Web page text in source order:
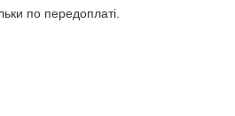
по передоплаті.